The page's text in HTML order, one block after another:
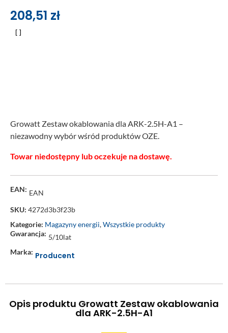
208,51 zł
Growatt Zestaw okablowania dla ARK-2.5H-A1 –
niezawodny wybór wśród produktów OZE.
Towar niedostępny lub oczekuje na dostawę.
EAN: EAN
SKU: 4272d3b3f23b
Kategorie: Magazyny energii,Wszystkie produkty
Gwarancja: 5/10lat
Marka: Producent
Opis produktu Growatt Zestaw okablowania
dla ARK-2.5H-A1